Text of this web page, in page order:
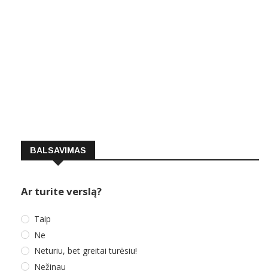
BALSAVIMAS
Ar turite verslą?
Taip
Ne
Neturiu, bet greitai turėsiu!
Nežinau